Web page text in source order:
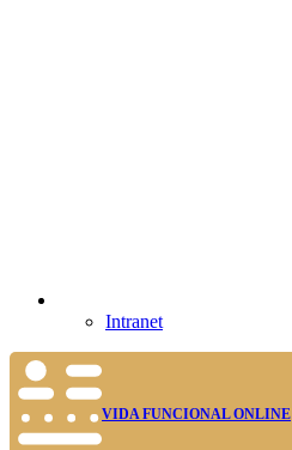
Intranet
VIDA FUNCIONAL ONLINE